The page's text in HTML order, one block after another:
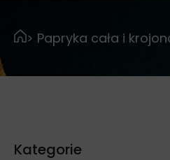
> Papryka cała i
Kategorie